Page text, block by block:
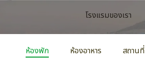
โรงแรมของเรา
ห้องพัก ห้องอาหาร สถานที่